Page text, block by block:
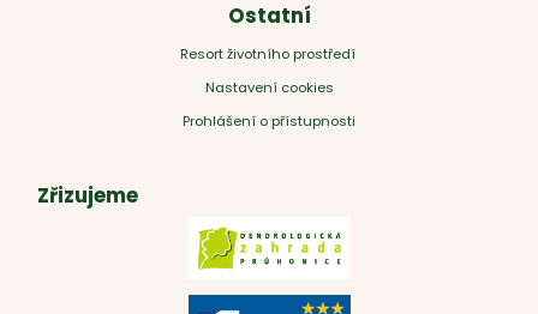
Ostatní
Resort životního prostředí
Nastavení cookies
Prohlášení o přístupnosti
Zřizujeme